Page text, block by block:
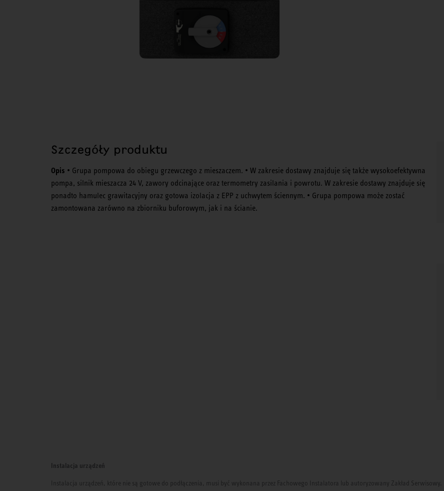
Szczegóły produktu
Opis • Grupa pompowa do obiegu grzewczego z mieszaczem. • W zakresie dostawy znajduje się także wysokoefektywna
pompa, silnik mieszacza 24 V, zawory odcinające oraz termometry zasilania i powrotu. W zakresie dostawy znajduje się
ponadto hamulec grawitacyjny oraz gotowa izolacja z EPP z uchwytem ściennym. • Grupa pompowa może zostać
zamontowana zarówno na zbiorniku buforowym, jak i na ścianie.
Instalacja urządzeń
Instalacja urządzeń, które nie są gotowe do podłączenia, musi być wykonana przez Fachowego Instalatora lub autoryzowany Zakład Serwisowy.